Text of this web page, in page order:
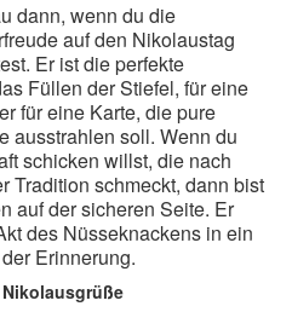
dann, wenn du die
auf den Nikolaustag
Er ist die perfekte
Füllen der Stiefel, für eine
für eine Karte, die pure
ausstrahlen soll. Wenn du
schicken willst, die nach
Tradition schmeckt, dann bist
auf der sicheren Seite. Er
des Nüsseknackens in ein
Erinnerung.